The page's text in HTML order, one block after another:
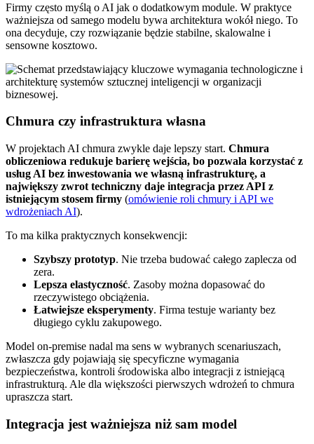
Firmy często myślą o AI jak o dodatkowym module. W praktyce
ważniejsza od samego modelu bywa architektura wokół niego. To
ona decyduje, czy rozwiązanie będzie stabilne, skalowalne i
sensowne kosztowo.
Chmura czy infrastruktura własna
W projektach AI chmura zwykle daje lepszy start. Chmura
obliczeniowa redukuje barierę wejścia, bo pozwala korzystać z
usług AI bez inwestowania we własną infrastrukturę, a
największy zwrot techniczny daje integracja przez API z
istniejącym stosem firmy (omówienie roli chmury i API we
wdrożeniach AI).
To ma kilka praktycznych konsekwencji:
Szybszy prototyp. Nie trzeba budować całego zaplecza od
zera.
Lepsza elastyczność. Zasoby można dopasować do
rzeczywistego obciążenia.
Łatwiejsze eksperymenty. Firma testuje warianty bez
długiego cyklu zakupowego.
Model on-premise nadal ma sens w wybranych scenariuszach,
zwłaszcza gdy pojawiają się specyficzne wymagania
bezpieczeństwa, kontroli środowiska albo integracji z istniejącą
infrastrukturą. Ale dla większości pierwszych wdrożeń to chmura
upraszcza start.
Integracja jest ważniejsza niż sam model